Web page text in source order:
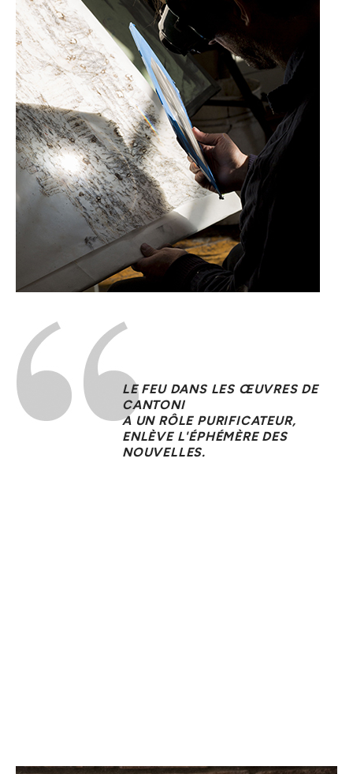
LE FEU DANS LES ŒUVRES DE
CANTONI
A UN RÔLE PURIFICATEUR,
ENLÈVE L'ÉPHÉMÈRE DES
NOUVELLES.